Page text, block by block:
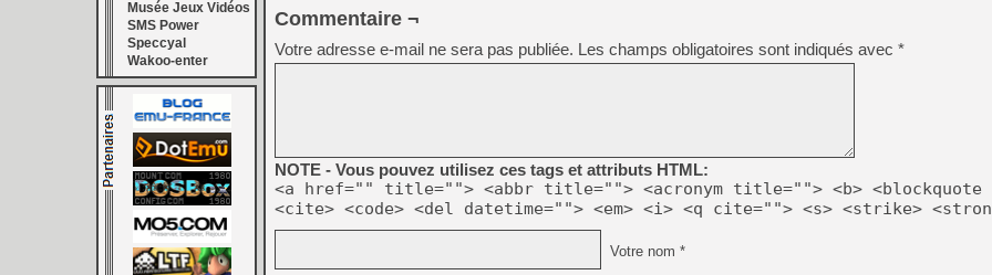
[GK] Endless Legend 2 :
[LS] [PS5] Le WebKit
[GK] Oubliez Crazy Taxi,
[LS] [Switch] NSZ 5.0.0
[GK] No More Room in
[GK] Un chatbot Atelier
Musée Jeux Vidéos
SMS Power
Speccyal
Wakoo-enter
Commentaire ¬
Votre adresse e-mail ne sera pas publiée. Les champs obligatoires sont indiqués avec *
NOTE - Vous pouvez utilisez ces tags et attributs HTML:
<a href="" title=""> <abbr title=""> <acronym title=""> <b> <blockquote
<cite> <code> <del datetime=""> <em> <i> <q cite=""> <s> <strike>
Votre nom *